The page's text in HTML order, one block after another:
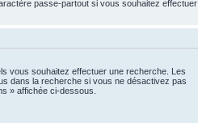
passe-partout si vous souhaitez effectuer
vous souhaitez effectuer une recherche. Les
dans la recherche si vous ne désactivez pas
» affichée ci-dessous.